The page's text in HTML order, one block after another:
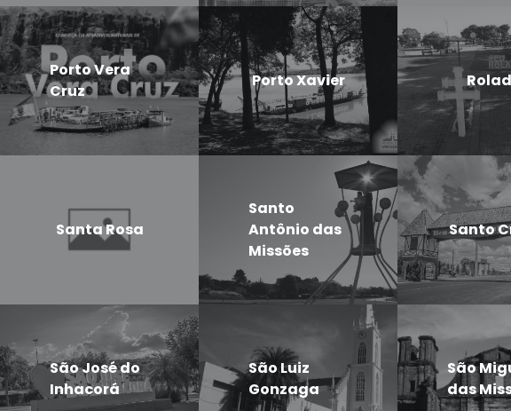
Porto Vera
Cruz
Porto Xavier
Santa Rosa
Santo
Antônio das
Missões
Santo
São José do
Inhacorá
São Luiz
Gonzaga
São
das